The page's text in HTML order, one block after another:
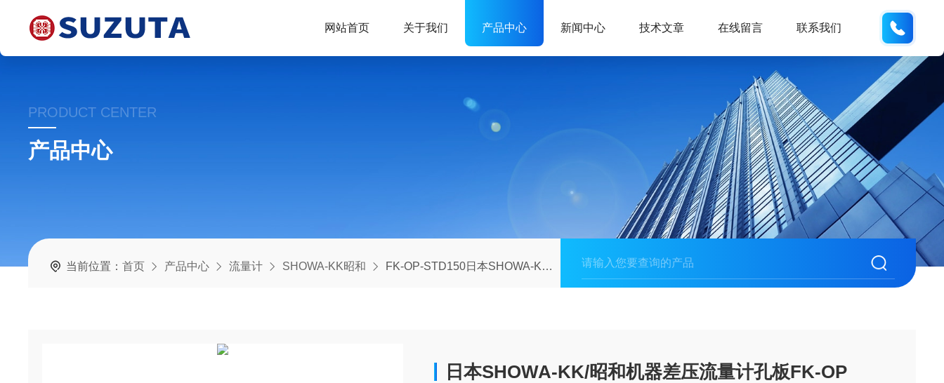
网站首页 关于我们 产品中心 新闻中心 技术文章 在线留言 联系我们
PRODUCT CENTER
产品中心
当前位置：首页 产品中心 流量计 SHOWA-KK昭和 FK-OP-STD150日本SHOWA-KK/昭和机器差压流量计孔板FK-OP
日本SHOWA-KK/昭和机器差压流量计孔板FK-OP